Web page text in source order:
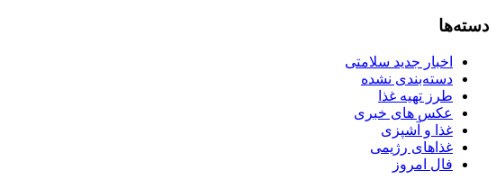
دسته‌ها
اخبار جدید سلامتی
دسته‌بندی نشده
طرز تهیه غذا
عکس های خبری
غذا و آشپزی
غذاهای رژیمی
فال امروز